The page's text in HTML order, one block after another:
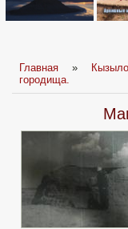
Главная »
городища.